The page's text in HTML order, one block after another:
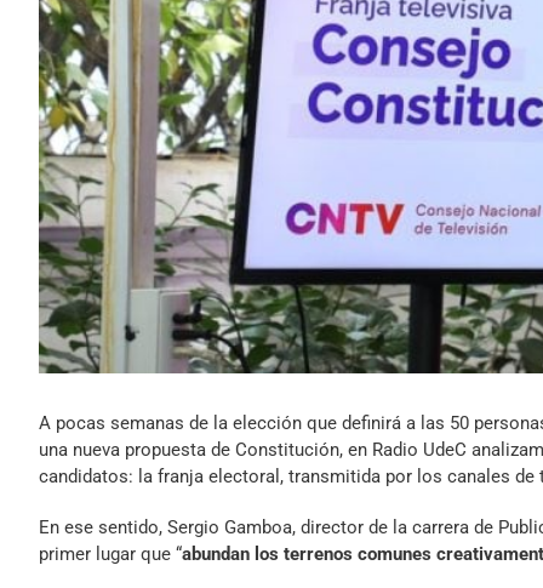
A pocas semanas de la elección que definirá a las 50
una nueva propuesta de Constitución, en Radio UdeC
candidatos: la franja electoral, transmitida por los canales de
En ese sentido, Sergio Gamboa, director de la carrera de
primer lugar que “abundan los terrenos comunes